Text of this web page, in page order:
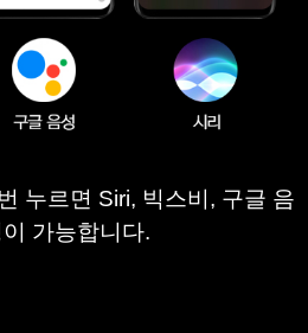
누르면 Siri, 빅스비, 구글 음
가능합니다.